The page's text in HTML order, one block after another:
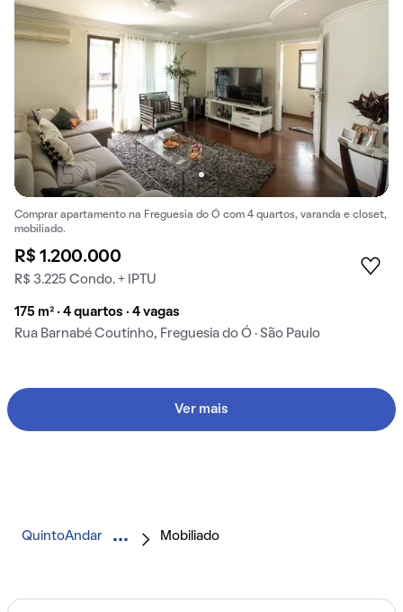
Comprar apartamento na Freguesia do Ó com 4 quartos, varanda e closet,
mobiliado.
R$ 1.200.000
R$ 3.225 Condo. + IPTU
175 m² · 4 quartos · 4 vagas
Rua Barnabé Coutinho, Freguesia do Ó · São Paulo
Ver mais
QuintoAndar Mobiliado